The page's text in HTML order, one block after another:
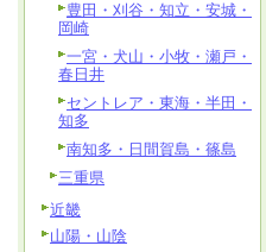
豊田・刈谷・知立・安城・
岡崎
一宮・犬山・小牧・瀬戸・
春日井
セントレア・東海・半田・
知多
南知多・日間賀島・篠島
三重県
近畿
山陽・山陰